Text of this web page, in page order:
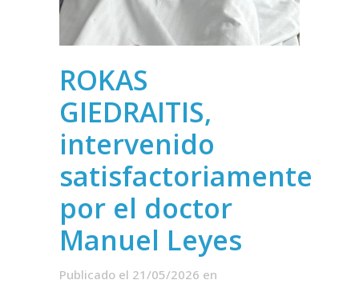
ROKAS
GIEDRAITIS,
intervenido
satisfactoriamente
por el doctor
Manuel Leyes
Publicado el 21/05/2026 en